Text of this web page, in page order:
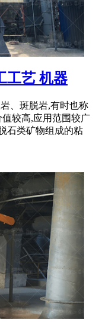
工艺 机器
、斑脱岩,有时也称
较高,应用范围较广
石类矿物组成的粘